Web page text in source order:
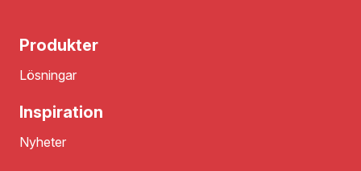
Produkter
Lösningar
Inspiration
Nyheter